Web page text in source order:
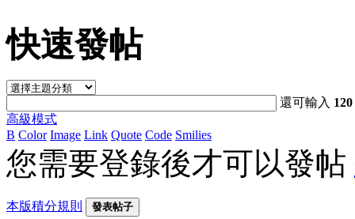
快速發帖
還可輸入 120
高級模式
B Color Image Link Quote Code Smilies
您需要登錄後才可以發帖
本版積分規則 發表帖子